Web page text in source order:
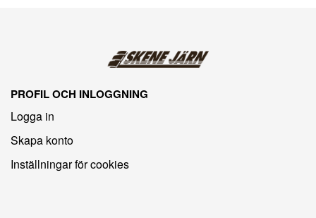
PROFIL OCH INLOGGNING
Logga in
Skapa konto
Inställningar för cookies